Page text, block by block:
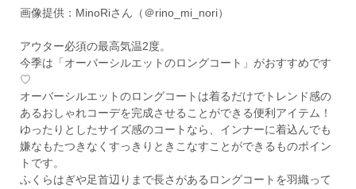
画像提供：MinoRiさん（＠rino_mi_nori）
アウター必須の最高気温2度。
今季は「オーバーシルエットのロングコート」がおすすめです
♡
オーバーシルエットのロングコートは着るだけでトレンド感の
あるおしゃれコーデを完成させることができる便利アイテム！
ゆったりとしたサイズ感のコートなら、インナーに着込んでも
嫌なもたつきなくすっきりときこなすことができるものポイン
トです。
ふくらはぎや足首辺りまで長さがあるロングコートを羽織って